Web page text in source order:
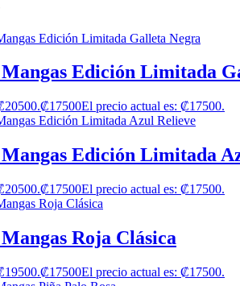
Edición Limitada
₡17500El precio actual es: ₡17500.
Edición Limitada
₡17500El precio actual es: ₡17500.
Roja Clásica
₡17500El precio actual es: ₡17500.